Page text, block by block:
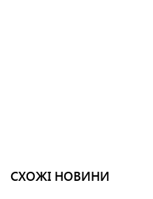
СХОЖІ НОВИНИ